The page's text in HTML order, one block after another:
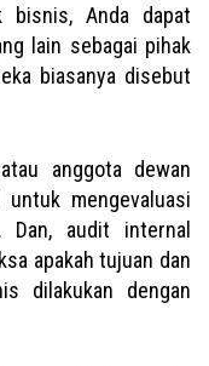
bisnis, Anda dapat
lain sebagai pihak
biasanya disebut
anggota dewan
mengevaluasi
Dan, audit internal
apakah tujuan dan
dilakukan dengan